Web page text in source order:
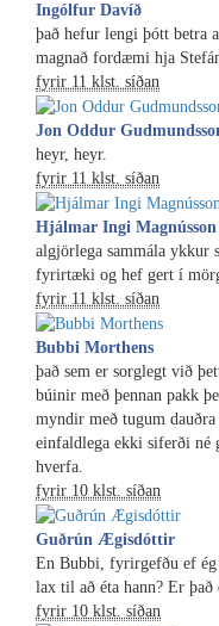
Ingólfur Davíð
það hefur lengi þótt betra
magnað fordæmi hja
fyrir 11 klst. síðan
Jon Oddur
heyr, heyr.
fyrir 11 klst. síðan
Hjálmar Ingi Magnússon
algjörlega sammála ykkur
fyrirtæki og hef gert í
fyrir 11 klst. síðan
Bubbi Morthens
það sem er sorglegt við
búinir með þennan pakk
myndir með tugum
einfaldlega ekki siferði né
hverfa.
fyrir 10 klst. síðan
Guðrún Ægisdóttir
En Bubbi, fyrirgefðu ef ég
lax til að éta hann? Er
fyrir 10 klst. síðan